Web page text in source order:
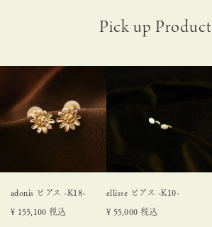
adonis ピアス -K18-
¥ 155,100 税込
ellisse ピアス -K10-
¥ 55,000 税込